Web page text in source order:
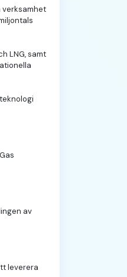
verksamhet
LNG, samt
av
leverera